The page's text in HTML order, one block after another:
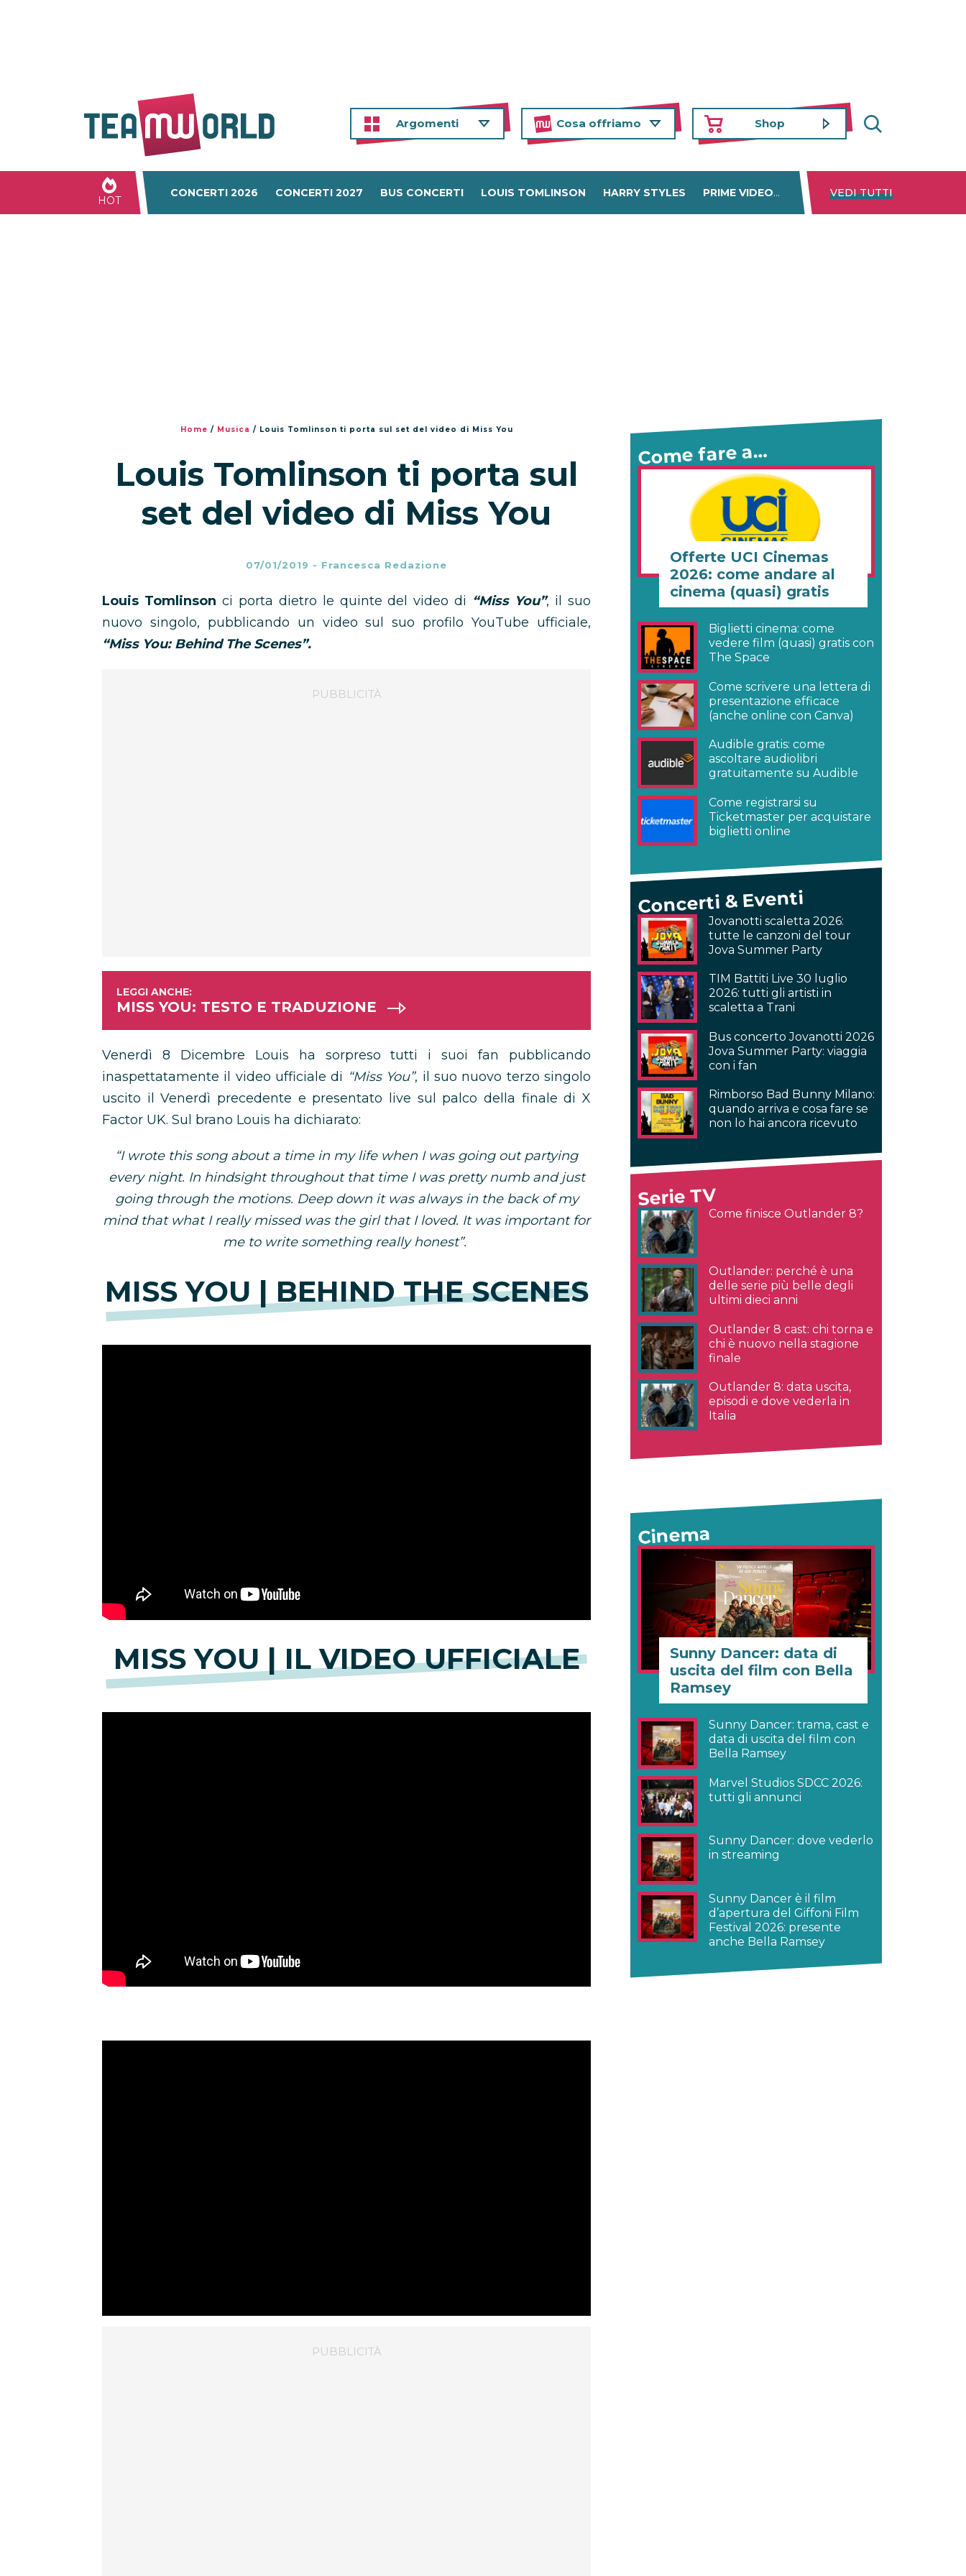
Argomenti Cosa offriamo Shop
HOT
CONCERTI 2026 CONCERTI 2027 BUS CONCERTI LOUIS TOMLINSON HARRY STYLES PRIME VIDEO DISNEY+ NETFLIX
VEDI TUTTI
Home / Musica / Louis Tomlinson ti porta sul set del video di Miss You
Louis Tomlinson ti porta sul
set del video di Miss You
07/01/2019 - Francesca Redazione
Louis Tomlinson ci porta dietro le quinte del video di “Miss You”, il suo
nuovo singolo, pubblicando un video sul suo profilo YouTube ufficiale,
“Miss You: Behind The Scenes”.
MISS YOU: TESTO E TRADUZIONE
Venerdì 8 Dicembre Louis ha sorpreso tutti i suoi fan pubblicando
inaspettatamente il video ufficiale di “Miss You”, il suo nuovo terzo singolo
uscito il Venerdì precedente e presentato live sul palco della finale di X
Factor UK. Sul brano Louis ha dichiarato:
“I wrote this song about a time in my life when I was going out partying
every night. In hindsight throughout that time I was pretty numb and just
going through the motions. Deep down it was always in the back of my
mind that what I really missed was the girl that I loved. It was important for
me to write something really honest”.
MISS YOU | BEHIND THE SCENES
MISS YOU | IL VIDEO UFFICIALE
Come fare a…
Offerte UCI Cinemas
2026: come andare al
cinema (quasi) gratis
Biglietti cinema: come
vedere film (quasi) gratis con
The Space
Come scrivere una lettera di
presentazione efficace
(anche online con Canva)
Audible gratis: come
ascoltare audiolibri
gratuitamente su Audible
Come registrarsi su
Ticketmaster per acquistare
biglietti online
Concerti & Eventi
Jovanotti scaletta 2026:
tutte le canzoni del tour
Jova Summer Party
TIM Battiti Live 30 luglio
2026: tutti gli artisti in
scaletta a Trani
Bus concerto Jovanotti 2026
Jova Summer Party: viaggia
con i fan
Rimborso Bad Bunny Milano:
quando arriva e cosa fare se
non lo hai ancora ricevuto
Serie TV
Come finisce Outlander 8?
Outlander: perché è una
delle serie più belle degli
ultimi dieci anni
Outlander 8 cast: chi torna e
chi è nuovo nella stagione
finale
Outlander 8: data uscita,
episodi e dove vederla in
Italia
Cinema
Sunny Dancer: data di
uscita del film con Bella
Ramsey
Sunny Dancer: trama, cast e
data di uscita del film con
Bella Ramsey
Marvel Studios SDCC 2026:
tutti gli annunci
Sunny Dancer: dove vederlo
in streaming
Sunny Dancer è il film
d’apertura del Giffoni Film
Festival 2026: presente
anche Bella Ramsey